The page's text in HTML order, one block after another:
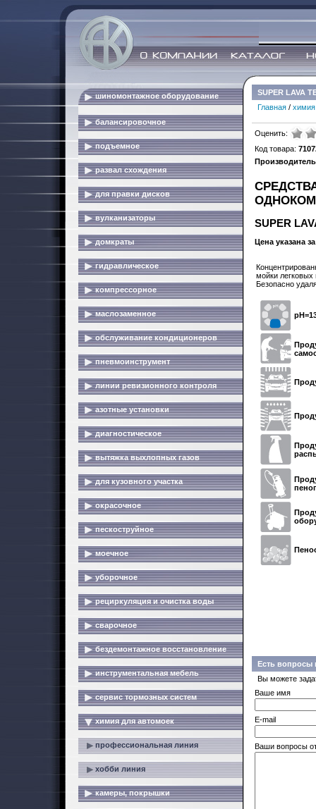
шиномонтажное оборудование
балансировочное
подъемное
развал схождения
для правки дисков
вулканизаторы
домкраты
гидравлическое
компрессорное
маслозаменное
обслуживание кондиционеров
пневмоинструмент
линии ревизионного контроля
азотные установки
диагностическое
вытяжка выхлопных газов
для кузовного участка
окрасочное
пескоструйное
моечное
уборочное
рециркуляция и очистка воды
сварочное
бездемонтажное восстановление
инструментальная мебель
сервис тормозных систем
химия для автомоек
профессиональная линия
хобби линия
камеры, покрышки
SUPER LAVA
Главная / химия
Оценить:
Код товара:
Производитель
SUPER
Цена указана за
мойки легковых
Безопасно
Есть вопросы
Вы можете
Ваше имя
E-mail
Ваши вопросы